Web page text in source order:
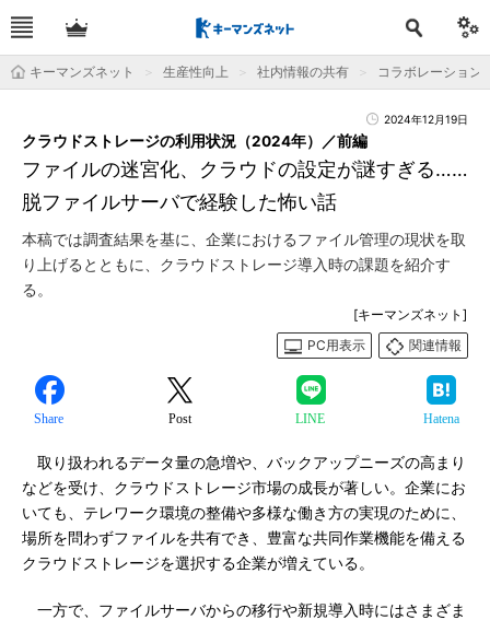
キーマンズネット 生産性向上 社内情報の共有 コラボレーション
2024年12月19日
ファイルの迷宮化、クラウドの設定が謎すぎる……
脱ファイルサーバで経験した怖い話
クラウドストレージの利用状況（2024年）／前編
本稿では調査結果を基に、企業におけるファイル管理の現状を取
り上げるとともに、クラウドストレージ導入時の課題を紹介す
る。
[キーマンズネット]
PC用表示
関連情報
Share Post LINE Hatena
取り扱われるデータ量の急増や、バックアップニーズの高まり
などを受け、クラウドストレージ市場の成長が著しい。企業にお
いても、テレワーク環境の整備や多様な働き方の実現のために、
場所を問わずファイルを共有でき、豊富な共同作業機能を備える
クラウドストレージを選択する企業が増えている。
一方で、ファイルサーバからの移行や新規導入時にはさまざま